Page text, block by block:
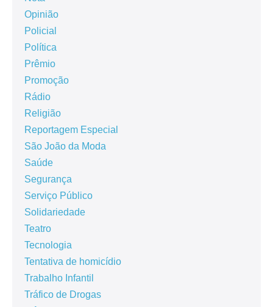
Opinião
Policial
Política
Prêmio
Promoção
Rádio
Religião
Reportagem Especial
São João da Moda
Saúde
Segurança
Serviço Público
Solidariedade
Teatro
Tecnologia
Tentativa de homicídio
Trabalho Infantil
Tráfico de Drogas